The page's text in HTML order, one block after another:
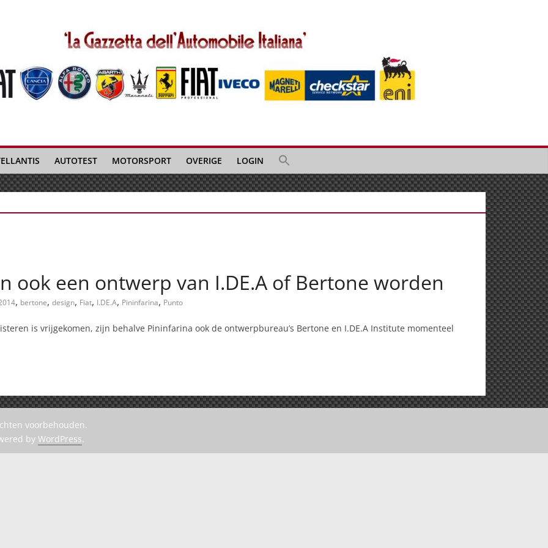
AUTOTEST MOTORSPORT OVERIGE LOGIN
ook een ontwerp van I.DE.A of Bertone worden
, bertone, design, Fiat, I.DE.A, Pininfarina, Punto
is vrijgekomen, zijn behalve Pininfarina ook de ontwerpbureau’s Bertone en I.DE.A Institute momenteel
voorbehouden.
by WordPress.